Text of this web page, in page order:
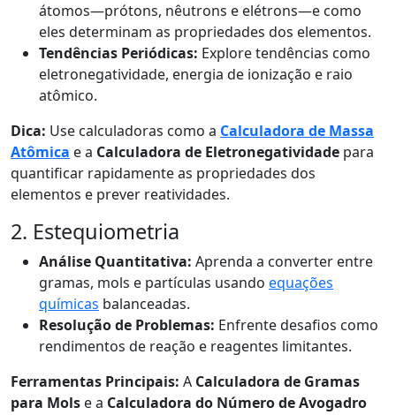
átomos—prótons, nêutrons e elétrons—e como
eles determinam as propriedades dos elementos.
Tendências Periódicas: Explore tendências como
eletronegatividade, energia de ionização e raio
atômico.
Dica: Use calculadoras como a Calculadora de Massa
Atômica e a Calculadora de Eletronegatividade para
quantificar rapidamente as propriedades dos
elementos e prever reatividades.
2. Estequiometria
Análise Quantitativa: Aprenda a converter entre
gramas, mols e partículas usando equações
químicas balanceadas.
Resolução de Problemas: Enfrente desafios como
rendimentos de reação e reagentes limitantes.
Ferramentas Principais: A Calculadora de Gramas
para Mols e a Calculadora do Número de Avogadro